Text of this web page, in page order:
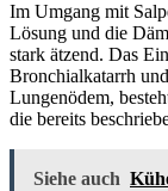
Im Umgang mit
Lösung und die
stark ätzend. Das
Bronchialkatarrh
Lungenödem,
die bereits
Siehe auch